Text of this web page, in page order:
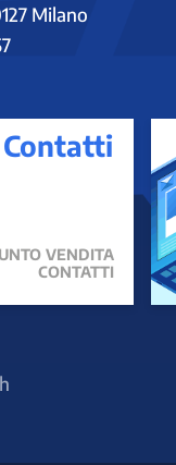
Milano
Contatti
VENDITA
CONTATTI